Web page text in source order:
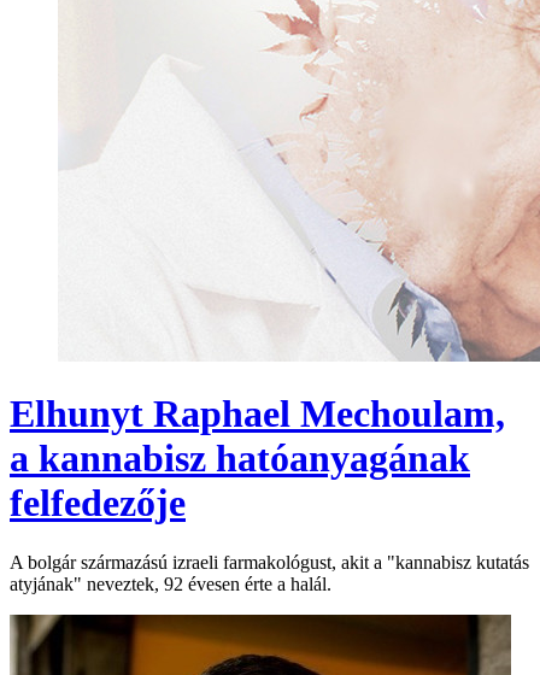
Elhunyt Raphael Mechoulam,
a kannabisz hatóanyagának
felfedezője
A bolgár származású izraeli farmakológust, akit a "kannabisz kutatás
atyjának" neveztek, 92 évesen érte a halál.